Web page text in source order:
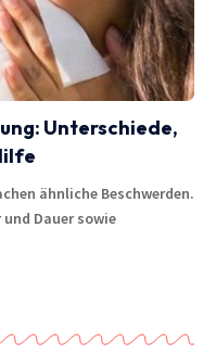
Unterschiede,
ähnliche Beschwerden.
und Dauer sowie